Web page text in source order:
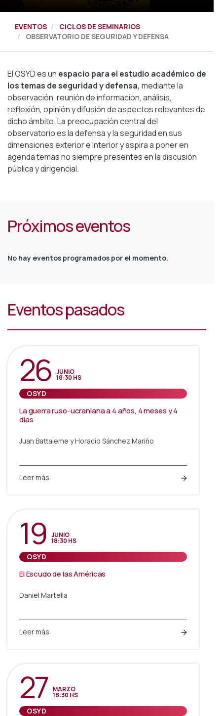
EVENTOS
CICLOS DE SEMINARIOS
OBSERVATORIO DE SEGURIDAD Y DEFENSA
El OSYD es un espacio para el estudio académico de
los temas de seguridad y defensa, mediante la
observación, reunión de información, análisis,
reflexión, opinión y difusión de aspectos relevantes de
dicho ámbito. La preocupación central del
observatorio es la defensa y la seguridad en sus
dimensiones exterior e interior y aspira a poner en
agenda temas no siempre presentes en la discusión
pública y dirigencial.
Próximos eventos
No hay eventos programados por el momento.
Eventos pasados
26 JUNIO
18:30 HS
OSYD
La guerra ruso-ucraniana a 4 años, 4 meses y 4
días
Juan Battaleme y Horacio Sánchez Mariño
Leer más
19 JUNIO
18:30 HS
OSYD
El Escudo de las Américas
Daniel Martella
Leer más
27 MARZO
18:30 HS
OSYD